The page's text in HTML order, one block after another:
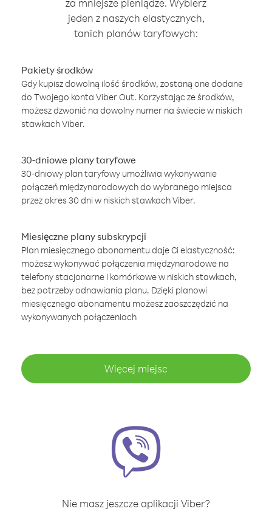
za mniejsze pieniądze. Wybierz
jeden z naszych elastycznych,
tanich planów taryfowych:
Pakiety środków
Gdy kupisz dowolną ilość środków, zostaną one dodane
do Twojego konta Viber Out. Korzystając ze środków,
możesz dzwonić na dowolny numer na świecie w niskich
stawkach Viber.
30-dniowe plany taryfowe
30-dniowy plan taryfowy umożliwia wykonywanie
połączeń międzynarodowych do wybranego miejsca
przez okres 30 dni w niskich stawkach Viber.
Miesięczne plany subskrypcji
Plan miesięcznego abonamentu daje Ci elastyczność:
możesz wykonywać połączenia międzynarodowe na
telefony stacjonarne i komórkowe w niskich stawkach,
bez potrzeby odnawiania planu. Dzięki planowi
miesięcznego abonamentu możesz zaoszczędzić na
wykonywanych połączeniach
Więcej miejsc
Nie masz jeszcze aplikacji Viber?